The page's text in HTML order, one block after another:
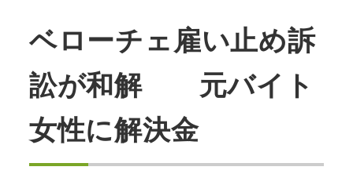
ベローチェ雇い止め訴
訟が和解 元バイト
女性に解決金